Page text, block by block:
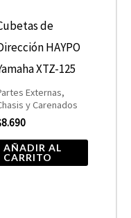
de
HAYPO
XTZ-125
Externas,
y Carenados
8.690
AÑADIR AL
CARRITO